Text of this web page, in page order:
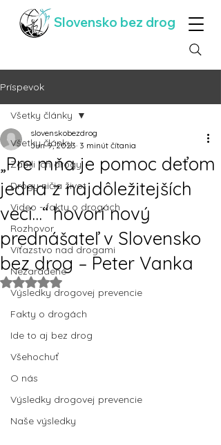
Slovensko bez drog
Príspevok
Všetky články
Zabili ich drogy
Drogy ničia život
Video - fakty o drogách
Rozhovor
Víťazstvo nad drogami
Nezaradené
Výsledky drogovej prevencie
Fakty o drogách
Ide to aj bez drog
Všehochuť
O nás
Výsledky drogovej prevencie
Naše výsledky
Všetky články
„Pre mňa je pomoc deťom
jedna z najdôležitejších
vecí…“ hovorí nový
prednášateľ v Slovensko
bez drog – Peter Vanka
slovenskobezdrog
Jun 9, 2023 3 minút čítania
Hodnotenie NaN z 5 hviezdičiek.